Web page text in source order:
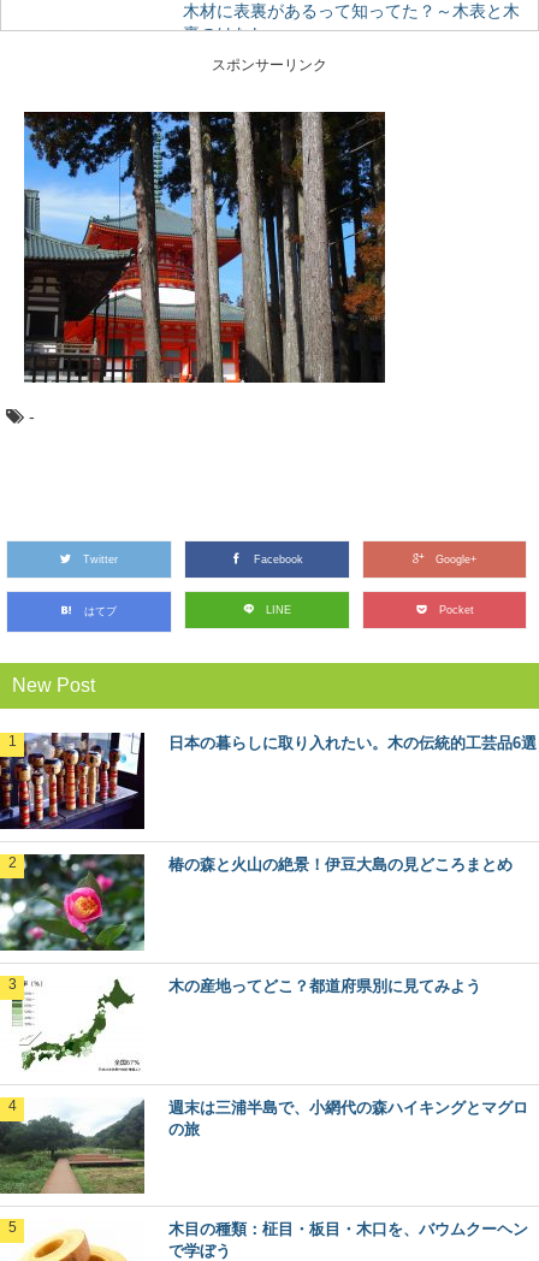
木材に表裏があるって知ってた？～木表と木
裏のはなし～
すか？ 普段生活していても気が付かない、建築...
最近話題の「森林認証」って何？その種類や
目的とは
東京オリンピックやエシカル消費のシーンで話題になっ
ている「森林認証」というキーワード。 聞いた...
週末は三浦半島で、小網代の森ハイキングと
マグロの旅
都心から近く、多くの人がマグロを食べに訪れる観光
地、神奈川県の三浦半島。 ここには、貴重な自然...
ケヤキ（欅）：知っておきたい日本の木材～
その特徴と物語～
日本三大美林「秋田杉」をめぐる秋田観光へ
日本人なら知っておきたい日本の木材をご紹介するシリ
ーズ。 今回は、日本の木材の中でも特に耐久性...
スポンサーリンク
-
Twitter Facebook Google+
はてブ LINE Pocket
New Post
日本の暮らしに取り入れたい。木の伝統的工芸品6選
椿の森と火山の絶景！伊豆大島の見どころまとめ
木の産地ってどこ？都道府県別に見てみよう
週末は三浦半島で、小網代の森ハイキングとマグロ
の旅
木目の種類：柾目・板目・木口を、バウムクーヘン
で学ぼう